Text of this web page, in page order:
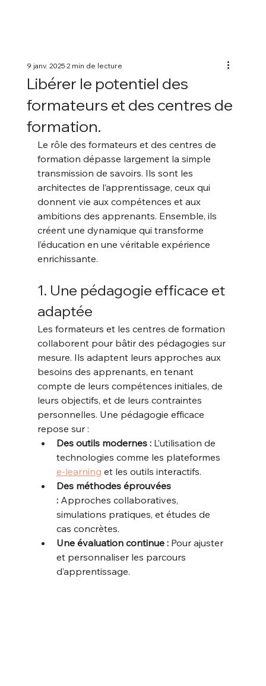
Libérer le potentiel des
formateurs et des centres de
formation.
9 janv. 20252 min de lecture
Le rôle des formateurs et des centres de
formation dépasse largement la simple
transmission de savoirs. Ils sont les
architectes de l’apprentissage, ceux qui
donnent vie aux compétences et aux
ambitions des apprenants. Ensemble, ils
créent une dynamique qui transforme
l’éducation en une véritable expérience
enrichissante.
1. Une pédagogie efficace et
adaptée
Les formateurs et les centres de formation
collaborent pour bâtir des pédagogies sur
mesure. Ils adaptent leurs approches aux
besoins des apprenants, en tenant
compte de leurs compétences initiales, de
leurs objectifs, et de leurs contraintes
personnelles. Une pédagogie efficace
repose sur :
Des outils modernes : L’utilisation de
technologies comme les plateformes
e-learning et les outils interactifs.
Des méthodes éprouvées
: Approches collaboratives,
simulations pratiques, et études de
cas concrètes.
Une évaluation continue : Pour ajuster
et personnaliser les parcours
d’apprentissage.